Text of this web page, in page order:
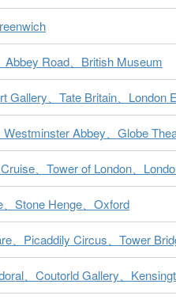
Abbey Road、British Museum
Gallery、Tate Britain、London
Abbey、Globe
、Tower of London、
Stone Henge、Oxford
、Picaddily Circus、Tower
、Coutorld Gallery、